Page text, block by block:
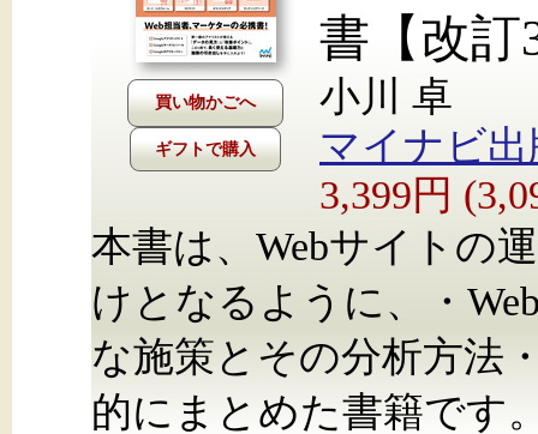
ギフトで購入
書【改訂
小川 卓
マイナビ出
3,399円
本書は、Webサイトの
けとなるように、・
な施策とその分析方法
的にまとめた書籍です